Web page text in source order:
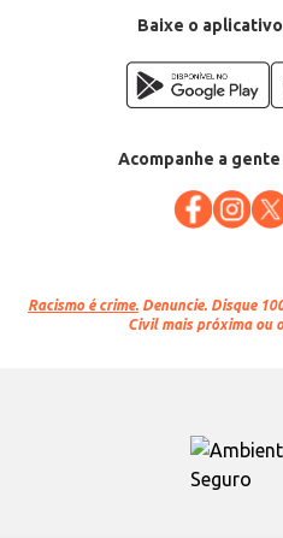
Baixe o
Acompanhe a
Racismo é crime. Denuncie. Disque
Civil mais próxima ou